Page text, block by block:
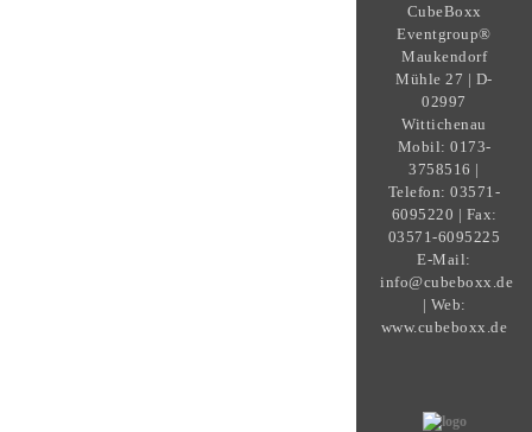
CubeBoxx
Eventgroup®
Maukendorf
Mühle 27 | D-
02997
Wittichenau
Mobil: 0173-
3758516 |
Telefon: 03571-
6095220 | Fax:
03571-6095225
E-Mail:
info@cubeboxx.de
| Web:
www.cubeboxx.de